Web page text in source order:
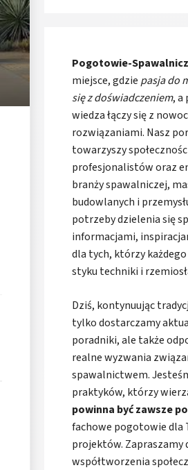
Pogotowie-
miejsce, gdzie pasja do
się z doświadczeniem, a
wiedza łączy się z
rozwiązaniami. Nasz
towarzyszy
profesjonalistów oraz
branży spawalniczej,
budowlanych i
potrzeby dzielenia się
informacjami,
dla tych, którzy
styku techniki i
Dziś, kontynuując
tylko dostarczamy
poradniki, ale także
realne wyzwania
spawalnictwem.
praktyków, którzy
powinna być zawsze
fachowe pogotowie dla
projektów. Zapraszamy
współtworzenia